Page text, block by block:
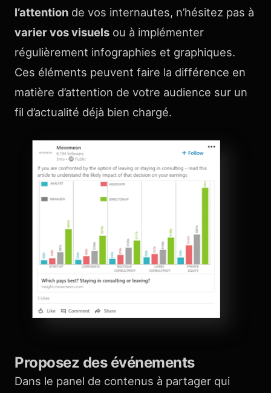
l’attention de vos internautes, n’hésitez pas à
varier vos visuels ou à implémenter
régulièrement infographies et graphiques.
Ces éléments peuvent faire la différence en
matière d’attention de votre audience sur un
fil d’actualité déjà bien chargé.
Proposez des événements
Dans le panel de contenus à partager qui